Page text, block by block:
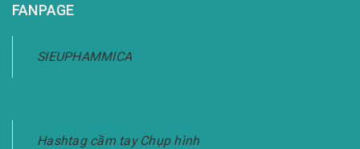
FANPAGE
SIEUPHAMMICA
Hashtag cầm tay Chụp hình